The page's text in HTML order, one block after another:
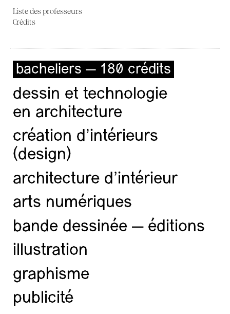
Liste des professeurs
Crédits
bacheliers — 180 crédits
dessin et technologie
en architecture
création d'intérieurs
(design)
architecture d’intérieur
arts numériques
bande dessinée — éditions
illustration
graphisme
publicité